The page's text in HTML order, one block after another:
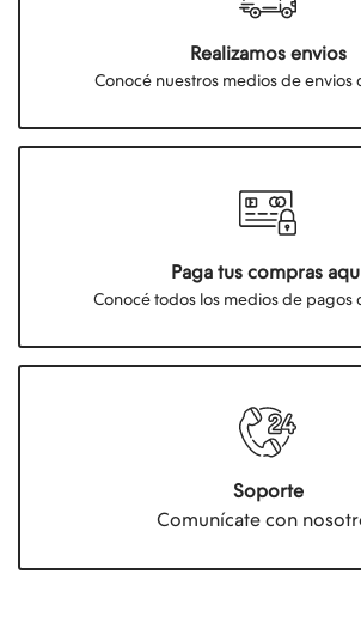
Realizamos envios
Conocé nuestros medios de envios
Paga tus compras
Conocé todos los medios de pagos
Soporte
Comunícate con